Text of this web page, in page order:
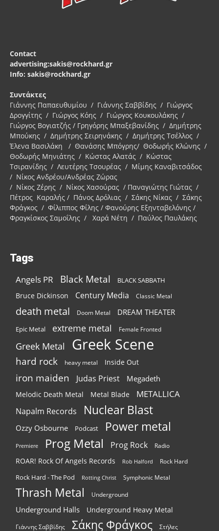
Contact
advertising:sakis@rockhard.gr
Info: sakis@rockhard.gr
Συντάκτες
Γιάννης Παπαευθυμίου / Γιάννης Σαββίδης / Γιώργος
Δρογγίτης / Γιώργος Κόης / Γιώργος Κουκουλάκης /
Γιώργος Βογιατζής / Γρηγόρης Μπαξεβανίδης / Δημήτρης
Μπούκης / Δημήτρης Σειρηνάκης / Δημήτρης Τσέλλος /
Έλενα Βασιλάκη / Θανάσης Μπόγρης/ Θοδωρής Κλώνης /
Θοδωρής Μηνιάτης / Κώστας Αλατάς / Κώστας
Τσιρανίδης / Λευτέρης Τσουρέας / Μίμης Καναβιτσάδος
/ Νίκος Ανδρέου/Ανδρέας Ζώρας
/ Νίκος Ζέρης / Νίκος Χασούρας / Παναγιώτης Γιώτας /
Πέτρος Καραλής / Πάνος Δρόλιας / Σάκης Νίκας / Σάκης
Φράγκος / Φίλιππος Φίλης / Φανούρης Εξηνταβελόνης /
Φραγκίσκος Σαμοΐλης / Χαρά Νέτη / Παύλος Παυλάκης
Tags
Angels PR Black Metal BLACK SABBATH
Bruce Dickinson Century Media Classic Metal
death metal Doom Metal DREAM THEATER
Epic Metal extreme metal Female Fronted
Greek Metal Greek Scene
hard rock heavy metal Inside Out
iron maiden Judas Priest Megadeth
Melodic Death Metal Metal Blade METALLICA
Napalm Records Nuclear Blast
Ozzy Osbourne Podcast Power metal
Premiere Prog Metal Prog Rock Radio
ROAR! Rock Of Angels Records Rob Halford Rock Hard
Rock Hard - The Pod Rotting Christ Symphonic Metal
Thrash Metal Underground
Underground Halls Underground Heavy Metal
Γιάννης Σαββίδης Σάκης Φράγκος Στήλες